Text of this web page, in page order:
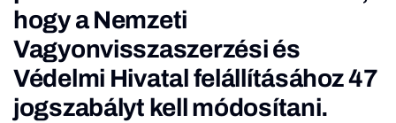
hogy a Nemzeti
Vagyonvisszaszerzési és
Védelmi Hivatal felállításához 47
jogszabályt kell módosítani.